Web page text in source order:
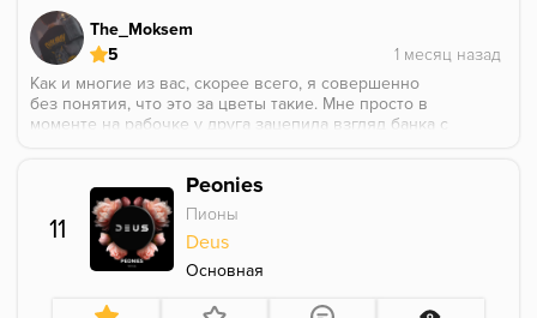
The_Moksem
5
Как и многие из вас, скорее всего, я совершенно
без понятия, что это за цветы такие. Мне просто в
моменте на рабочке у друга зацепила взгляд банка с
Короче, теперь этот вкус у меня на постоянке дома.
Сложно его как то описать, как по мне, какая то
интересная смесь вкуса бани с легким оттенком
шиповника, но это вкусно и цветочно.
Аромка держится на протяжении всего сеанса
Добавлять следует процентов 20
11
Peonies
Пионы
Deus
Основная